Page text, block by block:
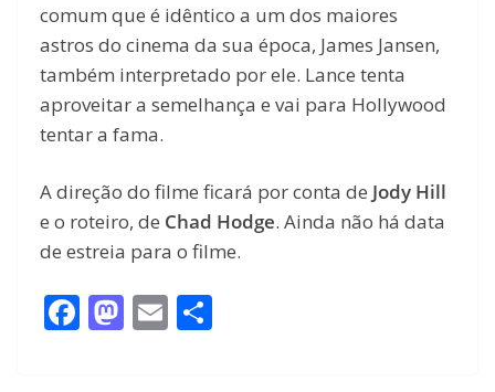
comum que é idêntico a um dos maiores
astros do cinema da sua época, James Jansen,
também interpretado por ele. Lance tenta
aproveitar a semelhança e vai para Hollywood
tentar a fama.
A direção do filme ficará por conta de Jody Hill
e o roteiro, de Chad Hodge. Ainda não há data
de estreia para o filme.
F
ac
M
as
E
m